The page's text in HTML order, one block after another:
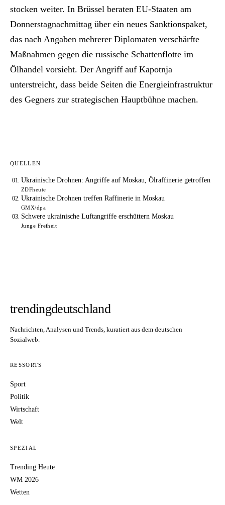
stocken weiter. In Brüssel beraten EU-Staaten am
Donnerstagnachmittag über ein neues Sanktionspaket,
das nach Angaben mehrerer Diplomaten verschärfte
Maßnahmen gegen die russische Schattenflotte im
Ölhandel vorsieht. Der Angriff auf Kapotnja
unterstreicht, dass beide Seiten die Energieinfrastruktur
des Gegners zur strategischen Hauptbühne machen.
QUELLEN
Ukrainische Drohnen: Angriffe auf Moskau, Ölraffinerie getroffen
ZDFheute
Ukrainische Drohnen treffen Raffinerie in Moskau
GMX/dpa
Schwere ukrainische Luftangriffe erschüttern Moskau
Junge Freiheit
trendingdeutschland
Nachrichten, Analysen und Trends, kuratiert aus dem deutschen
Sozialweb.
RESSORTS
Sport
Politik
Wirtschaft
Welt
SPEZIAL
Trending Heute
WM 2026
Wetten